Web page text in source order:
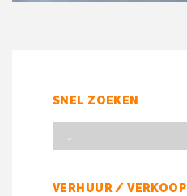
SNEL ZOEKEN
VERHUUR / VERKOOP